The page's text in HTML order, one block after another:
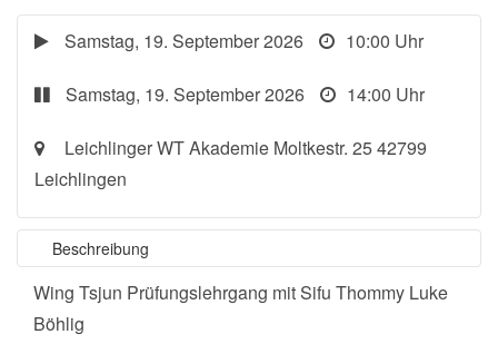
Samstag, 19. September 2026 10:00 Uhr
Samstag, 19. September 2026 14:00 Uhr
Leichlinger WT Akademie Moltkestr. 25 42799
Leichlingen
Beschreibung
Wing Tsjun Prüfungslehrgang mit Sifu Thommy Luke
Böhlig